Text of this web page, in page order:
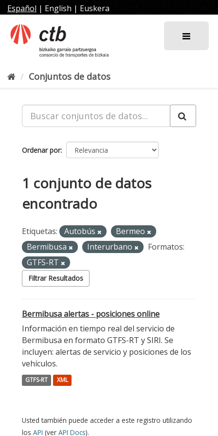
al
contenido
Español | English | Euskera
Conjuntos de datos
Ordenar por
1 conjunto de datos
encontrado
Etiquetas: Autobús
Bermeo
Bermibusa
Interurbano
Formatos:
GTFS-RT
Filtrar Resultados
Bermibusa alertas - posiciones online
Información en tiempo real del servicio de
Bermibusa en formato GTFS-RT y SIRI. Se
incluyen: alertas de servicio y posiciones de los
vehículos.
GTFS-RT XML
Usted también puede acceder a este registro utilizando
los API (ver API Docs).